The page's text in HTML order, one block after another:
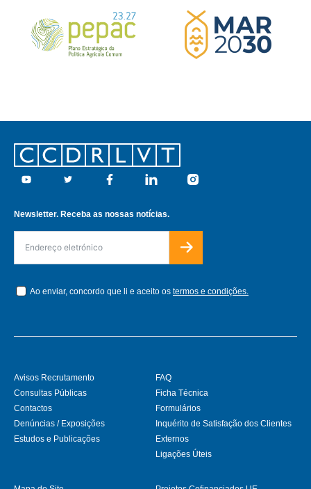
Footer
Youtube Twitter Facebook Linkedin Instagram
Newsletter. Receba as nossas notícias.
Ao enviar, concordo que li e aceito os termos e condições.
Avisos Recrutamento
Consultas Públicas
Contactos
Denúncias / Exposições
Estudos e Publicações
FAQ
Ficha Técnica
Formulários
Inquérito de Satisfação dos Clientes
Externos
Ligações Úteis